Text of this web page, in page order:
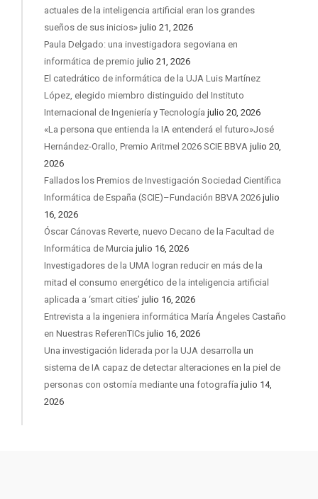
actuales de la inteligencia artificial eran los grandes
sueños de sus inicios» julio 21, 2026
Paula Delgado: una investigadora segoviana en
informática de premio julio 21, 2026
El catedrático de informática de la UJA Luis Martínez
López, elegido miembro distinguido del Instituto
Internacional de Ingeniería y Tecnología julio 20, 2026
«La persona que entienda la IA entenderá el futuro»José
Hernández-Orallo, Premio Aritmel 2026 SCIE BBVA julio 20,
2026
Fallados los Premios de Investigación Sociedad Científica
Informática de España (SCIE)–Fundación BBVA 2026 julio
16, 2026
Óscar Cánovas Reverte, nuevo Decano de la Facultad de
Informática de Murcia julio 16, 2026
Investigadores de la UMA logran reducir en más de la
mitad el consumo energético de la inteligencia artificial
aplicada a ‘smart cities’ julio 16, 2026
Entrevista a la ingeniera informática María Ángeles Castaño
en Nuestras ReferenTICs julio 16, 2026
Una investigación liderada por la UJA desarrolla un
sistema de IA capaz de detectar alteraciones en la piel de
personas con ostomía mediante una fotografía julio 14,
2026